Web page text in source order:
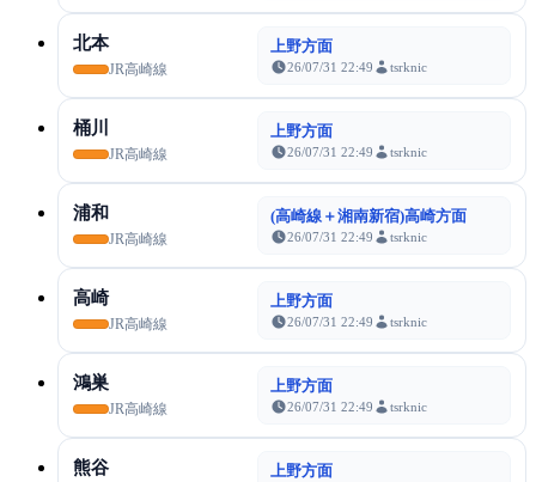
北本
JR高崎線
上野方面
26/07/31 22:49 tsrknic
桶川
JR高崎線
上野方面
26/07/31 22:49 tsrknic
浦和
JR高崎線
(高崎線＋湘南新宿)高崎方面
26/07/31 22:49 tsrknic
高崎
JR高崎線
上野方面
26/07/31 22:49 tsrknic
鴻巣
JR高崎線
上野方面
26/07/31 22:49 tsrknic
熊谷 上野方面